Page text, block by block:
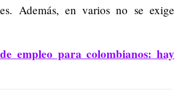
Además, en varios no se exige
empleo para colombianos: hay